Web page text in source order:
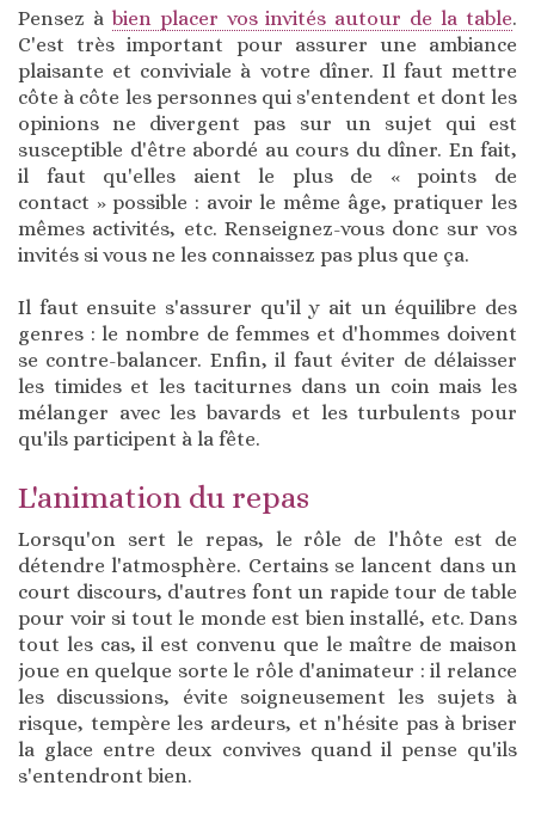
Pensez à bien placer vos invités autour de la table.
C'est très important pour assurer une ambiance
plaisante et conviviale à votre dîner. Il faut mettre
côte à côte les personnes qui s'entendent et dont les
opinions ne divergent pas sur un sujet qui est
susceptible d'être abordé au cours du dîner. En fait,
il faut qu'elles aient le plus de « points de
contact » possible : avoir le même âge, pratiquer les
mêmes activités, etc. Renseignez-vous donc sur vos
invités si vous ne les connaissez pas plus que ça.
Il faut ensuite s'assurer qu'il y ait un équilibre des
genres : le nombre de femmes et d'hommes doivent
se contre-balancer. Enfin, il faut éviter de délaisser
les timides et les taciturnes dans un coin mais les
mélanger avec les bavards et les turbulents pour
qu'ils participent à la fête.
L'animation du repas
Lorsqu'on sert le repas, le rôle de l'hôte est de
détendre l'atmosphère. Certains se lancent dans un
court discours, d'autres font un rapide tour de table
pour voir si tout le monde est bien installé, etc. Dans
tout les cas, il est convenu que le maître de maison
joue en quelque sorte le rôle d'animateur : il relance
les discussions, évite soigneusement les sujets à
risque, tempère les ardeurs, et n'hésite pas à briser
la glace entre deux convives quand il pense qu'ils
s'entendront bien.